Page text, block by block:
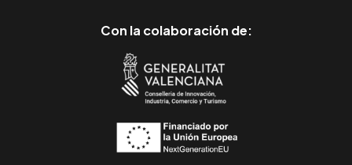
Con la colaboración de: